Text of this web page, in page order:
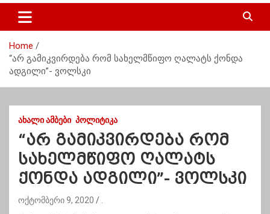
n
Home
“არ გამიკვირდება რომ სახელმწიფო ღალატს ქონდა
ადგილი”- ვოლსკი
ᲐᲮᲐᲚᲘ ᲐᲛᲑᲔᲑᲘ ᲞᲝᲚᲘᲢᲘᲙᲐ
“არ გამიკვირდება რომ
სახელმწიფო ღალატს
ქონდა ადგილი”- ვოლსკი
ოქტომბერი 9, 2020